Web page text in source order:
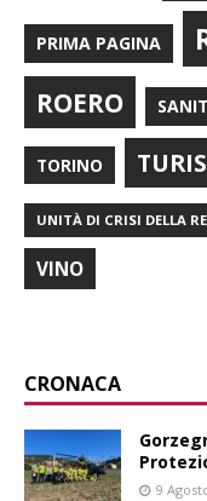
PRIMA PAGINA
ROERO
TORINO
UNITÀ DI CRISI DELLA
VINO
CRONACA
9